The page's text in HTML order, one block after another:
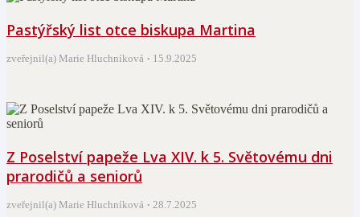
Pastýřský list otce biskupa Martina
zveřejnil(a) Marie Hluchníková 15.9.2025
Z Poselství papeže Lva XIV. k 5. Světovému dni
prarodičů a seniorů
zveřejnil(a) Marie Hluchníková 28.7.2025